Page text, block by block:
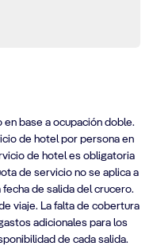
base a ocupación doble.
de hotel por persona en
de hotel es obligatoria
de servicio no se aplica a
de salida del crucero.
viaje. La falta de cobertura
adicionales para los
de cada salida.